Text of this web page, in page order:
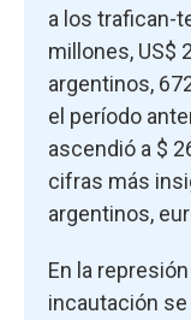
a los trafican-
millones, US$
argentinos,
el período
ascendió a $
cifras más
argentinos,
En la
incautación